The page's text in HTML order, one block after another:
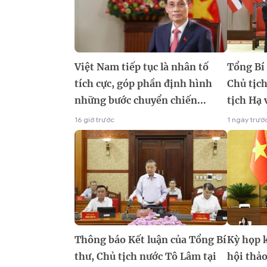
Việt Nam tiếp tục là nhân tố
tích cực, góp phần định hình
những bước chuyển chiến...
16 giờ trước
Tổng
Chủ
tịch Hạ
1 ngày
Thông báo Kết luận của Tổng Bí
thư, Chủ tịch nước Tô Lâm tại
Kỳ họp
hội